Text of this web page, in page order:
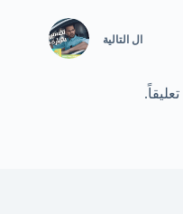
ال التالية